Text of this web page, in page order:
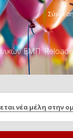
Σύνδεση
ΕΜΠ:
νέα μέλη στην